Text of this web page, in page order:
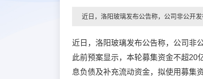
近日，洛阳玻璃发布公告称，公司非公开
近日，洛阳玻璃发布公告称，公司非
此前预案显示，本轮募集资金不超20
息负债及补充流动资金，拟使用募集